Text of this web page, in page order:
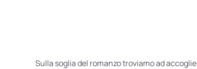
Sulla soglia del romanzo troviamo ad